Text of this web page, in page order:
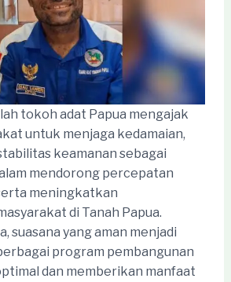
tokoh adat Papua mengajak
untuk menjaga kedamaian,
keamanan sebagai
mendorong percepatan
meningkatkan
di Tanah Papua.
suasana yang aman menjadi
program pembangunan
dan memberikan manfaat